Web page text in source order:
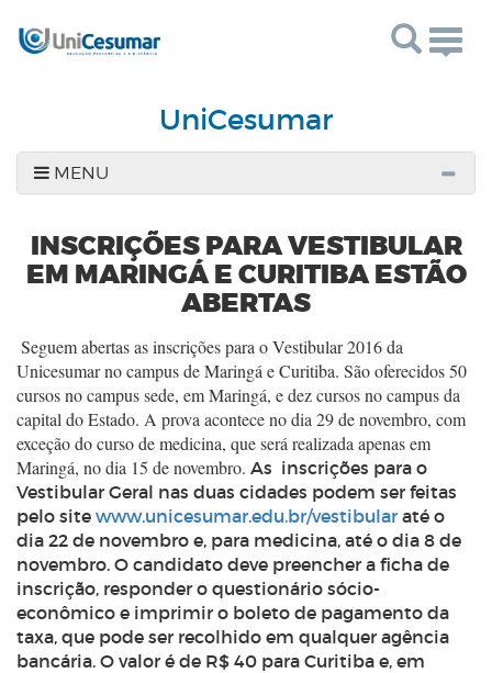
UniCesumar
MENU
INSCRIÇÕES PARA VESTIBULAR
EM MARINGÁ E CURITIBA ESTÃO
ABERTAS
Seguem abertas as inscrições para o Vestibular 2016 da
Unicesumar no campus de Maringá e Curitiba. São oferecidos 50
cursos no campus sede, em Maringá, e dez cursos no campus da
capital do Estado. A prova acontece no dia 29 de novembro, com
exceção do curso de medicina, que será realizada apenas em
Maringá, no dia 15 de novembro. As inscrições para o
Vestibular Geral nas duas cidades podem ser feitas
pelo site www.unicesumar.edu.br/vestibularaté o
dia 22 de novembro e, para medicina, até o dia 8 de
novembro. O candidato deve preencher a ficha de
inscrição, responder o questionário sócio-
econômico e imprimir o boleto de pagamento da
taxa, que pode ser recolhido em qualquer agência
bancária. O valor é de R$ 40 para Curitiba e, em